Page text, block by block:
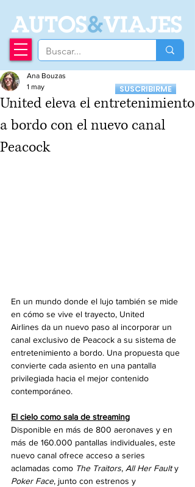
AUTOS&VIAJES
Newsletter
SUSCRIBIRME
United eleva el entretenimiento
a bordo con el nuevo canal
Peacock
Ana Bouzas
1 may
En un mundo donde el lujo también se mide
en cómo se vive el trayecto, United
Airlines da un nuevo paso al incorporar un
canal exclusivo de Peacock a su sistema de
entretenimiento a bordo. Una propuesta que
convierte cada asiento en una pantalla
privilegiada hacia el mejor contenido
contemporáneo.
El cielo como sala de streaming
Disponible en más de 800 aeronaves y en
más de 160.000 pantallas individuales, este
nuevo canal ofrece acceso a series
aclamadas como The Traitors, All Her Fault y
Poker Face, junto con estrenos y